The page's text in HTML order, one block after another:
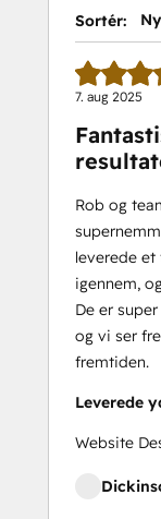
Sortér:
7. aug 2025
Rob og
leverede et
igennem,
De er
og vi ser
fremtiden.
Leverede
Website